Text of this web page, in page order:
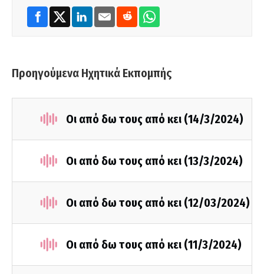
Προηγούμενα Ηχητικά Εκπομπής
Οι από δω τους από κει (14/3/2024)
Οι από δω τους από κει (13/3/2024)
Οι από δω τους από κει (12/03/2024)
Οι από δω τους από κει (11/3/2024)